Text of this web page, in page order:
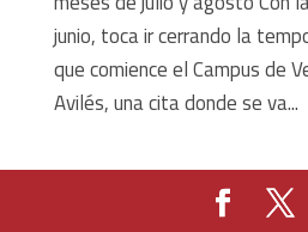
junio, toca ir cerrando la
que comience el Campus de
Avilés, una cita donde se va...